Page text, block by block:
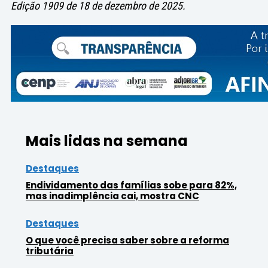
Edição 1909 de 18 de dezembro de 2025.
Mais lidas na semana
Destaques
Endividamento das famílias sobe para 82%,
mas inadimplência cai, mostra CNC
Destaques
O que você precisa saber sobre a reforma
tributária